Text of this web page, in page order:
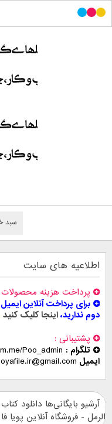
سبد
اطلاعیه های سایت
پرداخت هزینه
برای پرداخت آنلاین
دوم ندارید،اینجا کلیک کنید
پشتیبانی
تلگرام : Poo_admin
ایمیل
آرشیو بایگانی‌ها دانلود
الرمل - فروشگاه آنلاین پویا